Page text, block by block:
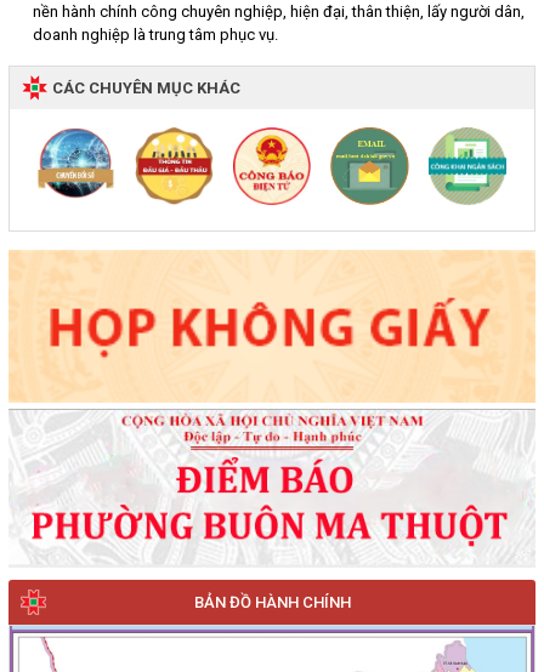
BẢN ĐỒ HÀNH CHÍNH
nền hành chính công chuyên nghiệp, hiện đại, thân thiện, lấy người dân,
doanh nghiệp là trung tâm phục vụ.
CÁC CHUYÊN MỤC KHÁC